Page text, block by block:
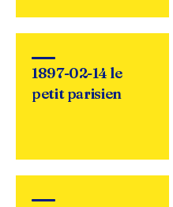
1897-02-14 le
petit parisien